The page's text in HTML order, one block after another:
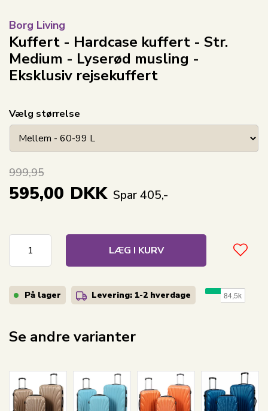
Borg Living
Kuffert - Hardcase kuffert - Str.
Medium - Lyserød musling -
Eksklusiv rejsekuffert
Vælg størrelse
999,95
595,00 DKK Spar 405,-
LÆG I KURV
På lager Levering: 1-2 hverdage
Se andre varianter